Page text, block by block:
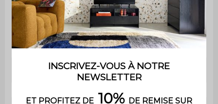
Inclinable Oui
Hauteur d'assise 34 cm
25 kg